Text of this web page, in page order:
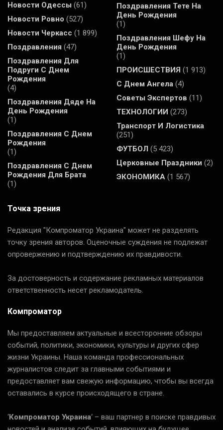
Новости Одессы (61)
Новости Ровно (527)
Новости Черкасс (1 899)
Поздравления (47)
Поздравления Для
Подруги С Днем
Рождения
(4)
Поздравления Дяде На
День Рождения
(1)
Поздравления С Днем
Рождения
(1)
Поздравления С Днем
Рождения Для Брата
(1)
Поздравления Тете На
День Рождения
(1)
Поздравления Шефу На
День Рождения
(1)
ПРОИСШЕСТВИЯ (1 913)
С Днем Ангела (4)
Советы Экспертов (11)
ТЕХНОЛОГИИ (273)
Транспорт И Логистика
(251)
ФУТБОЛ (5 423)
Церковные Праздники (2)
ЭКОНОМИКА (1 567)
Точка зрения
Редакция "Компроматор Украина" может не разделять
точку зрения авторов. Оценочные суждения не подлежат
опровержению и подтверждению их правдивости.
За достоверность и содержание рекламных материалов
ответственность несет рекламодатель.
Компроматор
Мы предоставляем актуальные и всесторонние обзоры
событий, политики, экономики, культуры и других сфер
жизни Украины. Наша команда профессиональных
журналистов следит за главными событиями и
предоставляет вам свежую информацию, чтобы вы всегда
оставались в курсе происходящего в стране.
‘Компроматор Украина‘ – ваш партнер в поиске правдивых